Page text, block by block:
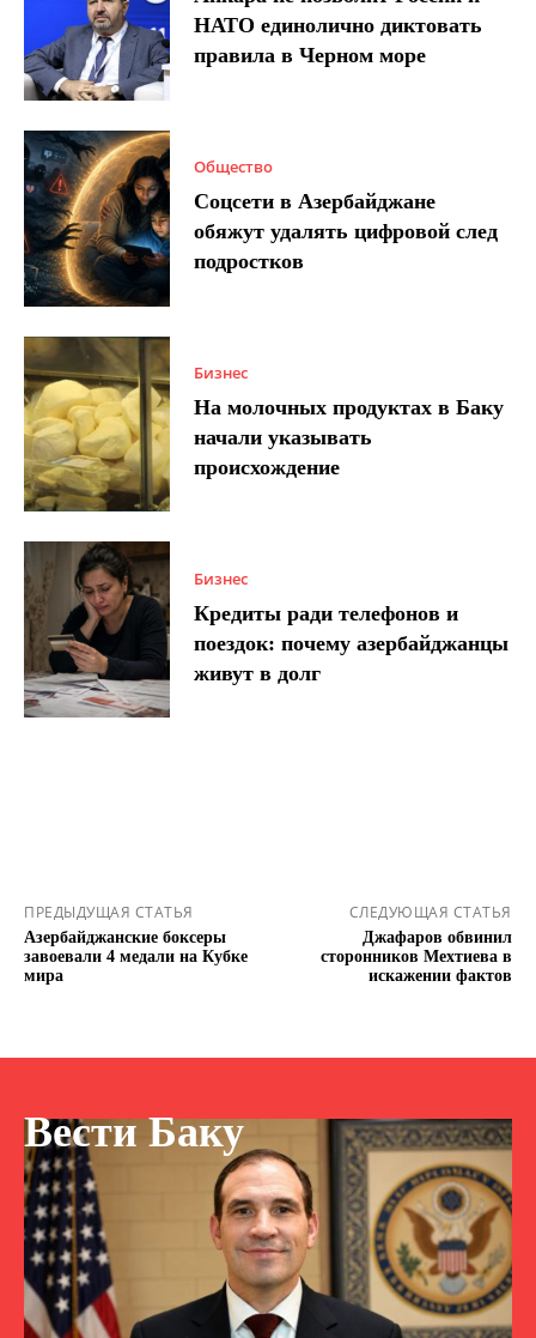
НАТО единолично диктовать
правила в Черном море
Общество
Соцсети в Азербайджане
обяжут удалять цифровой след
подростков
Бизнес
На молочных продуктах в Баку
начали указывать
происхождение
Бизнес
Кредиты ради телефонов и
поездок: почему азербайджанцы
живут в долг
ПРЕДЫДУЩАЯ СТАТЬЯ
Азербайджанские боксеры
завоевали 4 медали на Кубке
мира
СЛЕДУЮЩАЯ СТАТЬЯ
Джафаров обвинил
сторонников Мехтиева в
искажении фактов
Вести Баку